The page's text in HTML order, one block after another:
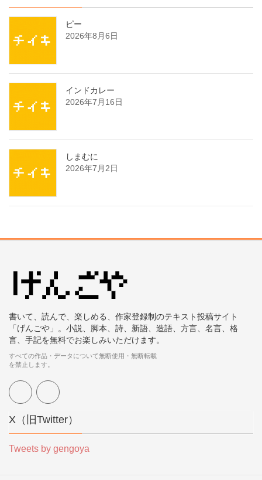
ピー
2026年8月6日
インドカレー
2026年7月16日
しまむに
2026年7月2日
書いて、読んで、楽しめる、作家登録制のテキスト投稿サイト
「げんごや」。小説、脚本、詩、新語、造語、方言、名言、格
言、手記を無料でお楽しみいただけます。
すべての作品・データについて無断使用・無断転載
を禁止します。
X（旧Twitter）
Tweets by gengoya